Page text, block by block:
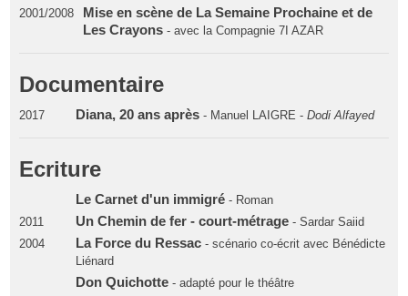
2001/2008
Mise en scène de La Semaine Prochaine et de
Les Crayons - avec la Compagnie 7I AZAR
Documentaire
2017 Diana, 20 ans après- Manuel LAIGRE - Dodi Alfayed
Ecriture
Le Carnet d'un immigré - Roman
2011
Un Chemin de fer - court-métrage- Sardar Saiid
2004
La Force du Ressac - scénario co-écrit avec Bénédicte
Liénard
Don Quichotte - adapté pour le théâtre